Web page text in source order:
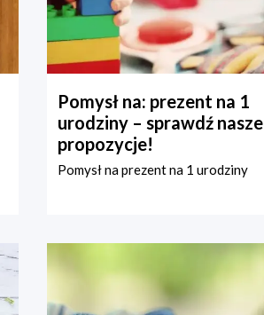
Pomysł na: prezent na 1
urodziny – sprawdź nasze
propozycje!
Pomysł na prezent na 1 urodziny